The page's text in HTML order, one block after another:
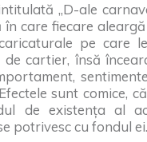
„D-ale
care fiecare
pe care
cartier, însă
sunt comice,
de existența al
potrivesc cu fondul ei.